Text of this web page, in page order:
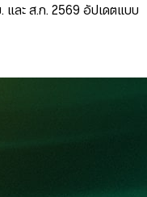
ละ ส.ก. 2569 อัปเดตแบบ